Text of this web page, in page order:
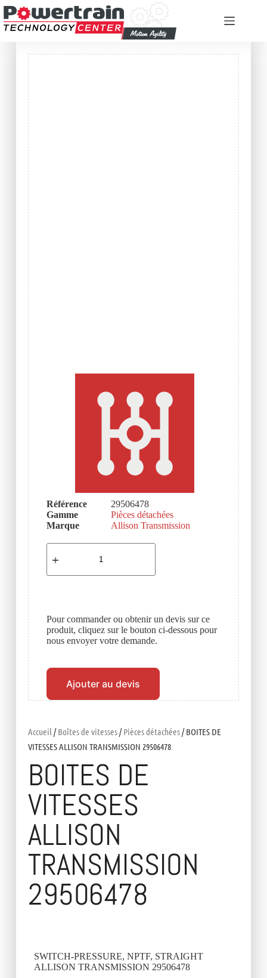
Accueil /Boîtes de vitesses/Pièces détachées/ BOITES DE
VITESSES ALLISON TRANSMISSION 29506478
BOITES DE
VITESSES
ALLISON
TRANSMISSION
29506478
SWITCH-PRESSURE, NPTF, STRAIGHT
ALLISON TRANSMISSION 29506478
Référence
29506478
Gamme
Pièces détachées
Marque
Allison Transmission
Pour commander ou obtenir un devis sur ce
produit, cliquez sur le bouton ci-dessous pour
nous envoyer votre demande.
Ajouter au devis